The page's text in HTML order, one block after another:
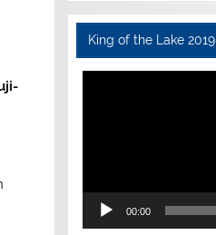
King of the Lake 2019
Video-
00:00